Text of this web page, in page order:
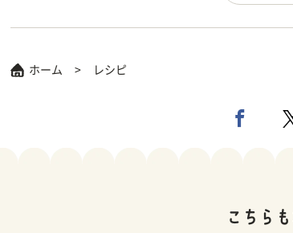
ホーム レシピ